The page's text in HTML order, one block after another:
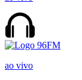
ao vivo